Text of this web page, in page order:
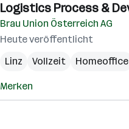
Logistics Process &
Brau Union Österreich AG
Heute veröffentlicht
Linz
Vollzeit Homeoffice
Merken